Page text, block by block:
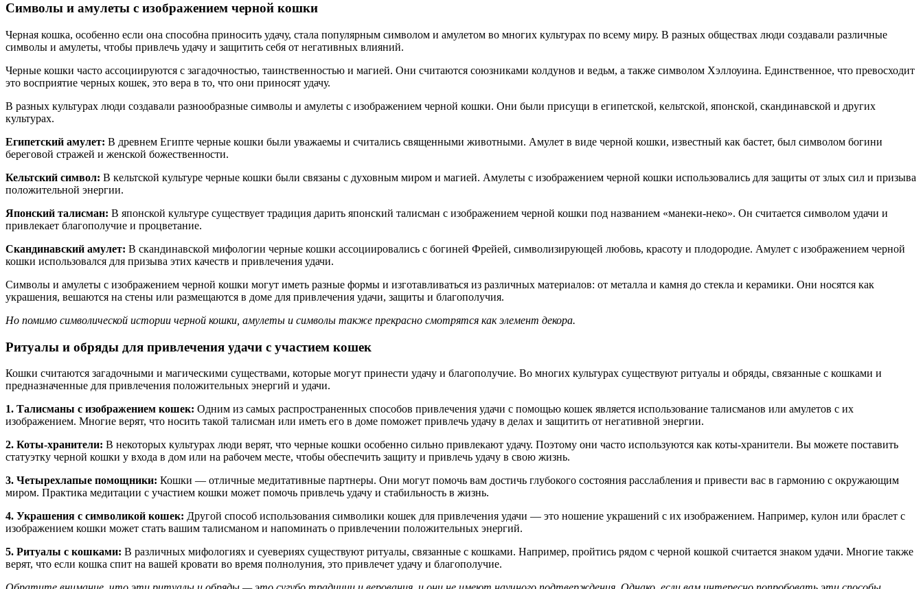
Символы и амулеты с изображением черной кошки
Черная кошка, особенно если она способна приносить удачу, стала популярным символом и амулетом во многих культурах по всему миру. В разных обществах люди создавали различные
символы и амулеты, чтобы привлечь удачу и защитить себя от негативных влияний.
Черные кошки часто ассоциируются с загадочностью, таинственностью и магией. Они считаются союзниками колдунов и ведьм, а также символом Хэллоуина. Единственное, что превосходит
это восприятие черных кошек, это вера в то, что они приносят удачу.
В разных культурах люди создавали разнообразные символы и амулеты с изображением черной кошки. Они были присущи в египетской, кельтской, японской, скандинавской и других
культурах.
Египетский амулет: В древнем Египте черные кошки были уважаемы и считались священными животными. Амулет в виде черной кошки, известный как бастет, был символом богини
береговой стражей и женской божественности.
Кельтский символ: В кельтской культуре черные кошки были связаны с духовным миром и магией. Амулеты с изображением черной кошки использовались для защиты от злых сил и призыва
положительной энергии.
Японский талисман: В японской культуре существует традиция дарить японский талисман с изображением черной кошки под названием «манеки-неко». Он считается символом удачи и
привлекает благополучие и процветание.
Скандинавский амулет: В скандинавской мифологии черные кошки ассоциировались с богиней Фрейей, символизирующей любовь, красоту и плодородие. Амулет с изображением черной
кошки использовался для призыва этих качеств и привлечения удачи.
Символы и амулеты с изображением черной кошки могут иметь разные формы и изготавливаться из различных материалов: от металла и камня до стекла и керамики. Они носятся как
украшения, вешаются на стены или размещаются в доме для привлечения удачи, защиты и благополучия.
Но помимо символической истории черной кошки, амулеты и символы также прекрасно смотрятся как элемент декора.
Ритуалы и обряды для привлечения удачи с участием кошек
Кошки считаются загадочными и магическими существами, которые могут принести удачу и благополучие. Во многих культурах существуют ритуалы и обряды, связанные с кошками и
предназначенные для привлечения положительных энергий и удачи.
1. Талисманы с изображением кошек: Одним из самых распространенных способов привлечения удачи с помощью кошек является использование талисманов или амулетов с их
изображением. Многие верят, что носить такой талисман или иметь его в доме поможет привлечь удачу в делах и защитить от негативной энергии.
2. Коты-хранители: В некоторых культурах люди верят, что черные кошки особенно сильно привлекают удачу. Поэтому они часто используются как коты-хранители. Вы можете поставить
статуэтку черной кошки у входа в дом или на рабочем месте, чтобы обеспечить защиту и привлечь удачу в свою жизнь.
3. Четырехлапые помощники: Кошки — отличные медитативные партнеры. Они могут помочь вам достичь глубокого состояния расслабления и привести вас в гармонию с окружающим
миром. Практика медитации с участием кошки может помочь привлечь удачу и стабильность в жизнь.
4. Украшения с символикой кошек: Другой способ использования символики кошек для привлечения удачи — это ношение украшений с их изображением. Например, кулон или браслет с
изображением кошки может стать вашим талисманом и напоминать о привлечении положительных энергий.
5. Ритуалы с кошками: В различных мифологиях и суевериях существуют ритуалы, связанные с кошками. Например, пройтись рядом с черной кошкой считается знаком удачи. Многие также
верят, что если кошка спит на вашей кровати во время полнолуния, это привлечет удачу и благополучие.